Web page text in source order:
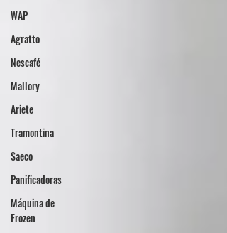
WAP
Agratto
Nescafé
Mallory
Ariete
Tramontina
Saeco
Panificadoras
Máquina de
Frozen